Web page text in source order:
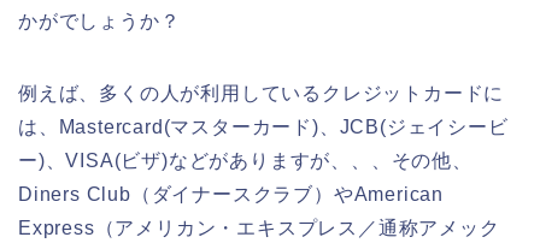
かがでしょうか？
例えば、多くの人が利用しているクレジットカードに
は、Mastercard(マスターカード)、JCB(ジェイシービ
ー)、VISA(ビザ)などがありますが、、、その他、
Diners Club（ダイナースクラブ）やAmerican
Express（アメリカン・エキスプレス／通称アメック